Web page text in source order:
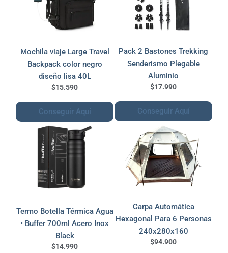
Mochila viaje Large Travel
Backpack color negro
diseño lisa 40L
$15.590
Conseguir Aquí
Pack 2 Bastones Trekking
Senderismo Plegable
Aluminio
$17.990
Conseguir Aquí
Termo Botella Térmica Agua
• Buffer 700ml Acero Inox
Black
$14.990
Carpa Automática
Hexagonal Para 6 Personas
240x280x160
$94.900